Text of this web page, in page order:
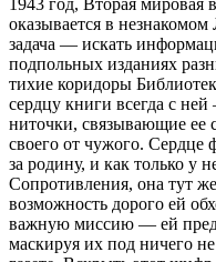
оказывается в
задача — искать
подпольных изданиях
тихие коридоры
сердцу книги всегда с
ниточки, связывающие ее
своего от чужого.
за родину, и как только у
Сопротивления, она тут
возможность дорого ей
важную миссию — ей
маскируя их под ничего